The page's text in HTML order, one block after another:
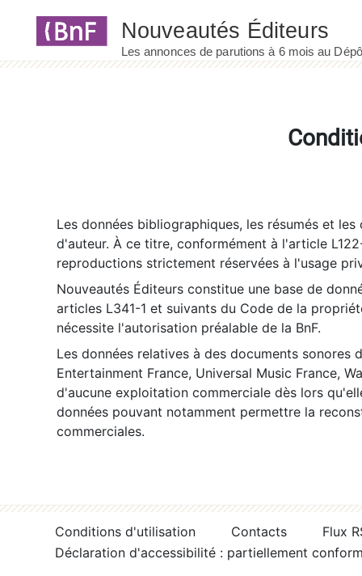
Les données bibliographiques, les résumés et
d'auteur. À ce titre, conformément à l'article
reproductions strictement réservées à l'usage
Nouveautés Éditeurs constitue une base de
articles L341-1 et suivants du Code de la
nécessite l'autorisation préalable de la BnF.
Les données relatives à des documents sonores
Entertainment France, Universal Music France,
d'aucune exploitation commerciale dès lors
données pouvant notamment permettre la
commerciales.
Conditions d'utilisation Contacts
Flux
Déclaration d'accessibilité : partiellement